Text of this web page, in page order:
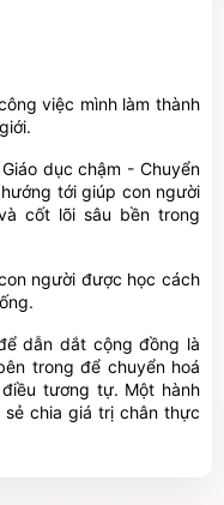
việc mình làm thành
dục chậm - Chuyển
tới giúp con người
cốt lõi sâu bền trong
người được học cách
dẫn dắt cộng đồng là
trong để chuyển hoá
tương tự. Một hành
chia giá trị chân thực